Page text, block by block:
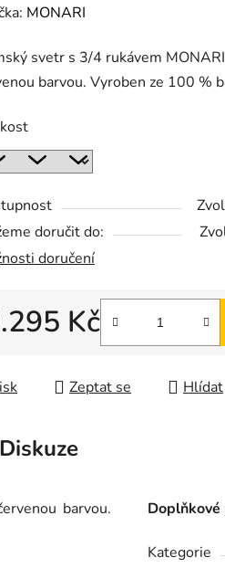
MONARI
svetr s 3/4 rukávem
barvou. Vyroben ze 100 %
doručit do:
doručení
Kč
Zeptat se Hlídat
Diskuze
barvou.
Kategorie